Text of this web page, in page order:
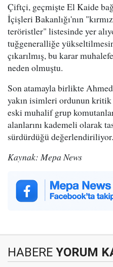
Çiftçi, geçmişte El Kaide
İçişleri Bakanlığı'nın
teröristler" listesinde yer
tuğgeneralliğe
çıkarılmış, bu karar
neden olmuştu.
Son atamayla birlikte
yakın isimleri ordunun
eski muhalif grup
alanlarını kademeli olarak
sürdürdüğü değerlendiriliyor.
Kaynak: Mepa News
HABERE YORUM